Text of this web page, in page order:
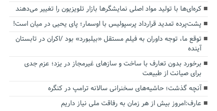
کره‌ای‌ها با تولید مواد اصلی نمایشگرها بازار تلویزیون را تغییر می‌دهند
پشت‌پرده تمدید قرارداد پرسپولیس با اوسمار؛ پای یحیی در میان است!
توقع ما، توجه داوران به فیلم مستقل «بیلبورد» بود /اکران در تابستان
آینده
برخورد بدون تعارف با ساخت‌ و سازهای غیرمجاز در یزد؛ عزم جدی
برای صیانت از طبیعت
آنچه گذشت؛ حاشیه‌های سخنرانی سالانه ترامپ در کنگره
عارف:امروز بیش از هر زمان به رفاقت ملی نیاز داریم